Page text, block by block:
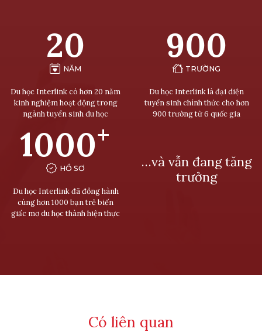
20
NĂM
Du học Interlink có hơn 20 năm
kinh nghiệm hoạt động trong
ngành tuyển sinh du học
900
TRƯỜNG
Du học Interlink là đại diện
tuyển sinh chính thức cho hơn
900 trường từ 6 quốc gia
1000+
HỒ SƠ
Du học Interlink đã đồng hành
cùng hơn 1000 bạn trẻ biến
giấc mơ du học thành hiện thực
…và vẫn đang tăng
trưởng
Có liên quan